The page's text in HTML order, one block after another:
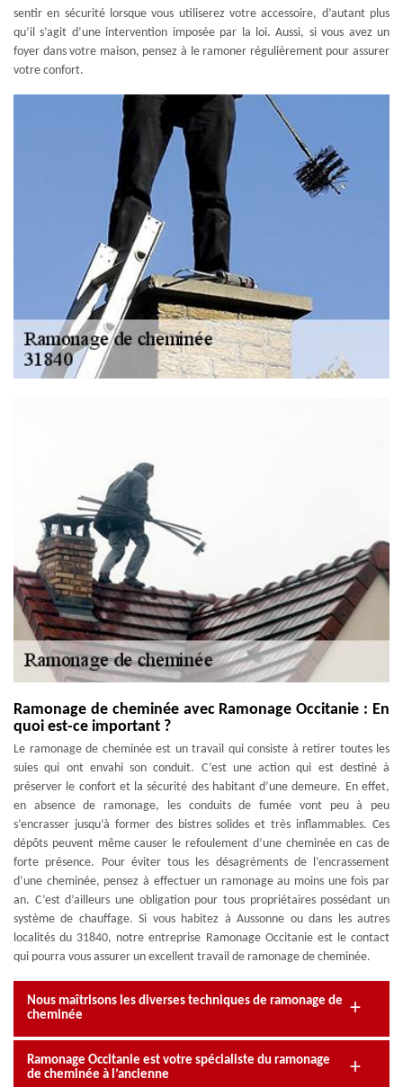
sentir en sécurité lorsque vous utiliserez votre accessoire, d’autant plus
qu’il s’agit d’une intervention imposée par la loi. Aussi, si vous avez un
foyer dans votre maison, pensez à le ramoner régulièrement pour assurer
votre confort.
Ramonage de cheminée avec Ramonage Occitanie : En
quoi est-ce important ?
Le ramonage de cheminée est un travail qui consiste à retirer toutes les
suies qui ont envahi son conduit. C’est une action qui est destiné à
préserver le confort et la sécurité des habitant d’une demeure. En effet,
en absence de ramonage, les conduits de fumée vont peu à peu
s’encrasser jusqu’à former des bistres solides et très inflammables. Ces
dépôts peuvent même causer le refoulement d’une cheminée en cas de
forte présence. Pour éviter tous les désagréments de l’encrassement
d’une cheminée, pensez à effectuer un ramonage au moins une fois par
an. C’est d’ailleurs une obligation pour tous propriétaires possédant un
système de chauffage. Si vous habitez à Aussonne ou dans les autres
localités du 31840, notre entreprise Ramonage Occitanie est le contact
qui pourra vous assurer un excellent travail de ramonage de cheminée.
Nous maîtrisons les diverses techniques de ramonage de
cheminée
Ramonage Occitanie est votre spécialiste du ramonage
de cheminée à l’ancienne